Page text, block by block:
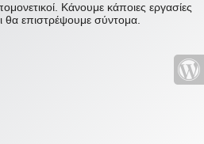
Κάνουμε κάποιες εργασίες
θα επιστρέψουμε σύντομα.